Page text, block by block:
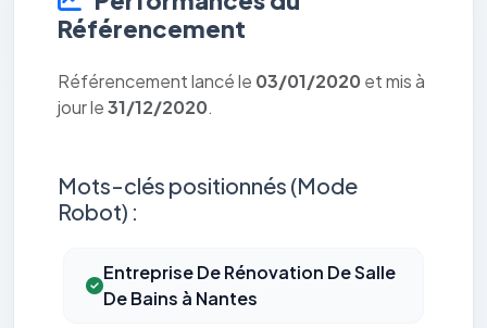
Référencement
Référencement lancé le 03/01/2020 et mis à
jour le31/12/2020.
Mots-clés positionnés (Mode
Robot) :
Entreprise De Rénovation De Salle
De Bains à Nantes